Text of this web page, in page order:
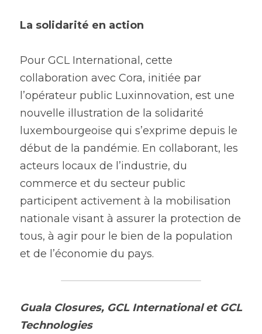
La solidarité en action
Pour GCL International, cette
collaboration avec Cora, initiée par
l’opérateur public Luxinnovation, est une
nouvelle illustration de la solidarité
luxembourgeoise qui s’exprime depuis le
début de la pandémie. En collaborant, les
acteurs locaux de l’industrie, du
commerce et du secteur public
participent activement à la mobilisation
nationale visant à assurer la protection de
tous, à agir pour le bien de la population
et de l’économie du pays.
Guala Closures, GCL International et GCL
Technologies